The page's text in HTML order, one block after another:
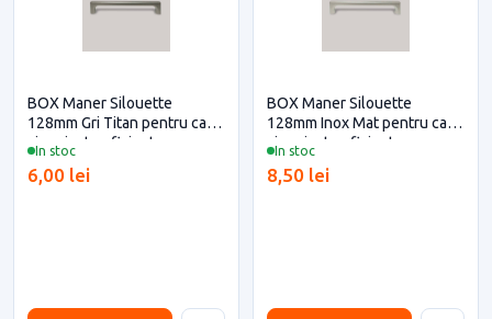
In stoc
BOX Maner Silouette
128mm Gri Titan pentru casa
si proiecte eficiente
6,00 lei
In stoc
BOX Maner Silouette
128mm Inox Mat pentru casa
si proiecte eficiente
8,50 lei